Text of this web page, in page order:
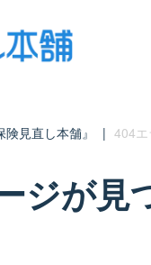
見直し本舗』 | 404
ジが見